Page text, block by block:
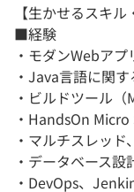
【生かせるスキル
■経験
・モダンWebア
・Java言語に関
・ビルドツール
・HandsOn
・マルチスレッ
・データベース
・DevOps、